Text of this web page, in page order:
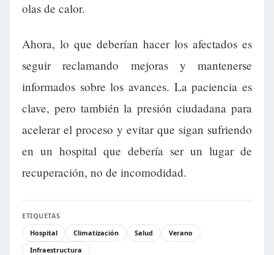
olas de calor.
Ahora, lo que deberían hacer los afectados es
seguir reclamando mejoras y mantenerse
informados sobre los avances. La paciencia es
clave, pero también la presión ciudadana para
acelerar el proceso y evitar que sigan sufriendo
en un hospital que debería ser un lugar de
recuperación, no de incomodidad.
ETIQUETAS
Hospital
Climatización Salud
Verano
Infraestructura